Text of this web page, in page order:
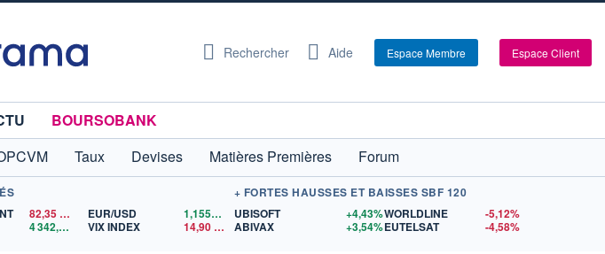
Rechercher Aide Espace Membre Espace Client
BOURSOBANK
Taux Devises Matières Premières
Forum
82,35$US
4 342,26 $US
EUR/USD 1,1559$US
VIX INDEX
14,90
+ FORTES HAUSSES ET BAISSES SBF 120
UBISOFT
+4,43%
ABIVAX
+3,54%
WORLDLINE
-5,12%
EUTELSAT
-4,58%